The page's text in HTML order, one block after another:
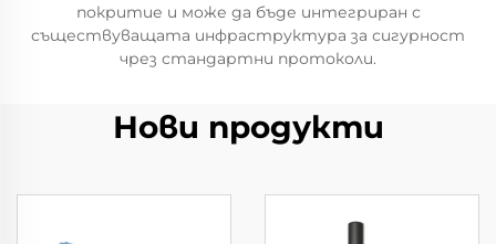
покритие и може да бъде интегриран с
съществуващата инфраструктура за сигурност
чрез стандартни протоколи.
Нови продукти